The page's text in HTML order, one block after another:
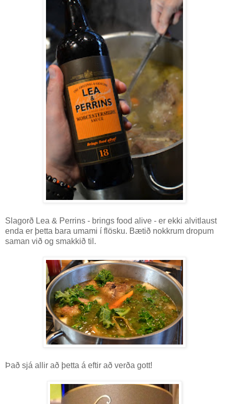
Slagorð Lea & Perrins - brings food alive - er ekki alvitlaust
enda er þetta bara umami í flösku. Bætið nokkrum dropum
saman við og smakkið til.
Það sjá allir að þetta á eftir að verða gott!